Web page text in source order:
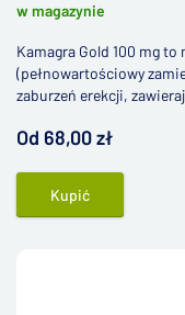
w magazynie
Kamagra Gold 100 mg to
(pełnowartościowy
zaburzeń erekcji,
technologicznych w
Od 68,00 zł
Kupić